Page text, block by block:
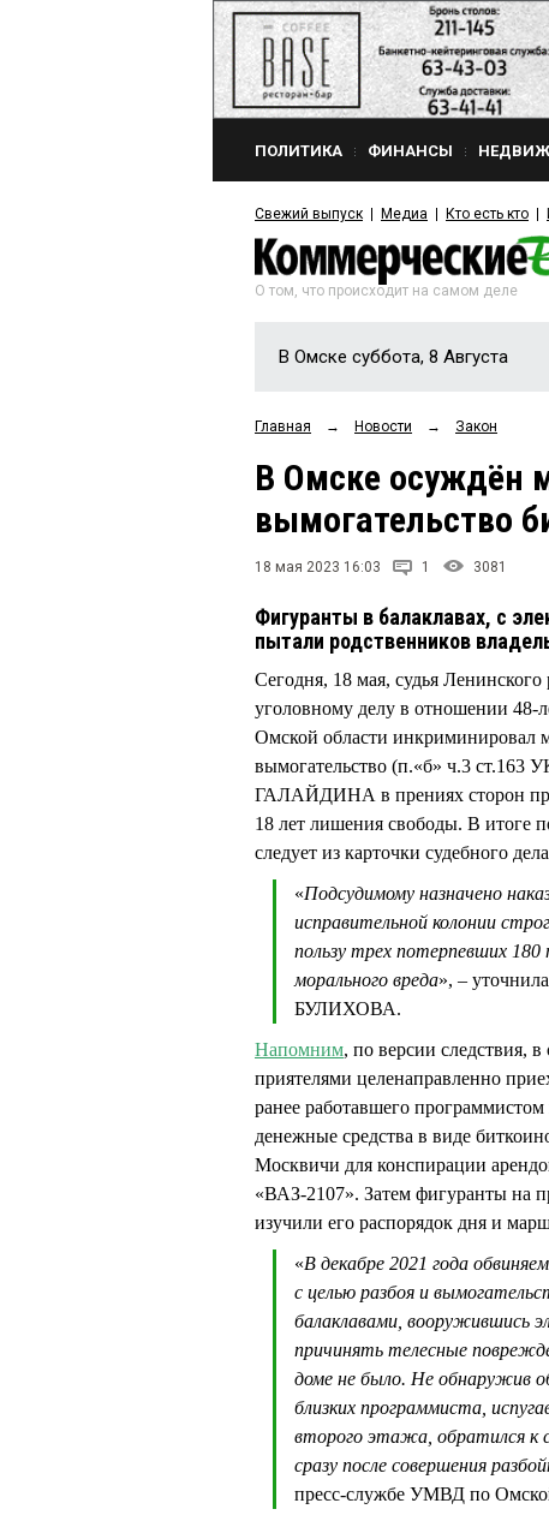
ПОЛИТИКА ФИНАНСЫ
Свежий выпуск Медиа Кто есть кто
О том, что происходит на самом деле
В Омске суббота, 8 Августа
Главная → Новости → Закон
В Омске осуждён
вымогательство
18 мая 2023 16:03 1 3081
Фигуранты в балаклавах, с
пытали родственников
Сегодня, 18 мая, судья
уголовному делу в отношении
Омской области инкриминировал
вымогательство (п.«б» ч.3 ст.163
ГАЛАЙДИНА в прениях сторон
18 лет лишения свободы. В итоге
следует из карточки судебного
«Подсудимому назначено
исправительной колонии
пользу трех потерпевших 180
морального вреда», –
БУЛИХОВА.
Напомним, по версии следствия,
приятелями целенаправленно
ранее работавшего
денежные средства в виде
Москвичи для конспирации
«ВАЗ-2107». Затем фигуранты на
изучили его распорядок дня и
«В декабре 2021 года
с целью разбоя и
балаклавами, вооружившись
причинять телесные
доме не было. Не обнаружив
близких программиста,
второго этажа, обратился к
сразу после совершения
пресс-службе УМВД по